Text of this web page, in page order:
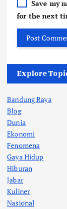
Save my
for the next
Explore
Bandung Raya
Blog
Dunia
Ekonomi
Fenomena
Gaya Hidup
Hiburan
Jabar
Kuliner
Nasional